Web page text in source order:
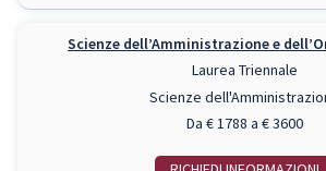
Scienze dell’Amministrazione e
Laurea Triennale
Scienze
Da € 1788 a € 3600